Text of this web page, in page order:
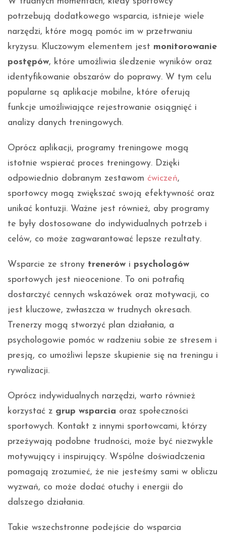
potrzebują dodatkowego wsparcia, istnieje wiele
narzędzi, które mogą pomóc im w przetrwaniu
kryzysu. Kluczowym elementem jest monitorowanie
postępów, które umożliwia śledzenie wyników oraz
identyfikowanie obszarów do poprawy. W tym celu
popularne są aplikacje mobilne, które oferują
funkcje umożliwiające rejestrowanie osiągnięć i
analizy danych treningowych.
Oprócz aplikacji, programy treningowe mogą
istotnie wspierać proces treningowy. Dzięki
odpowiednio dobranym zestawom ćwiczeń,
sportowcy mogą zwiększać swoją efektywność oraz
unikać kontuzji. Ważne jest również, aby programy
te były dostosowane do indywidualnych potrzeb i
celów, co może zagwarantować lepsze rezultaty.
Wsparcie ze strony trenerów i psychologów
sportowych jest nieocenione. To oni potrafią
dostarczyć cennych wskazówek oraz motywacji, co
jest kluczowe, zwłaszcza w trudnych okresach.
Trenerzy mogą stworzyć plan działania, a
psychologowie pomóc w radzeniu sobie ze stresem i
presją, co umożliwi lepsze skupienie się na treningu i
rywalizacji.
Oprócz indywidualnych narzędzi, warto również
korzystać z grup wsparcia oraz społeczności
sportowych. Kontakt z innymi sportowcami, którzy
przeżywają podobne trudności, może być niezwykle
motywujący i inspirujący. Wspólne doświadczenia
pomagają zrozumieć, że nie jesteśmy sami w obliczu
wyzwań, co może dodać otuchy i energii do
dalszego działania.
Takie wszechstronne podejście do wsparcia